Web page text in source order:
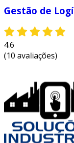
Gestão de
4.6
(10 avaliações)